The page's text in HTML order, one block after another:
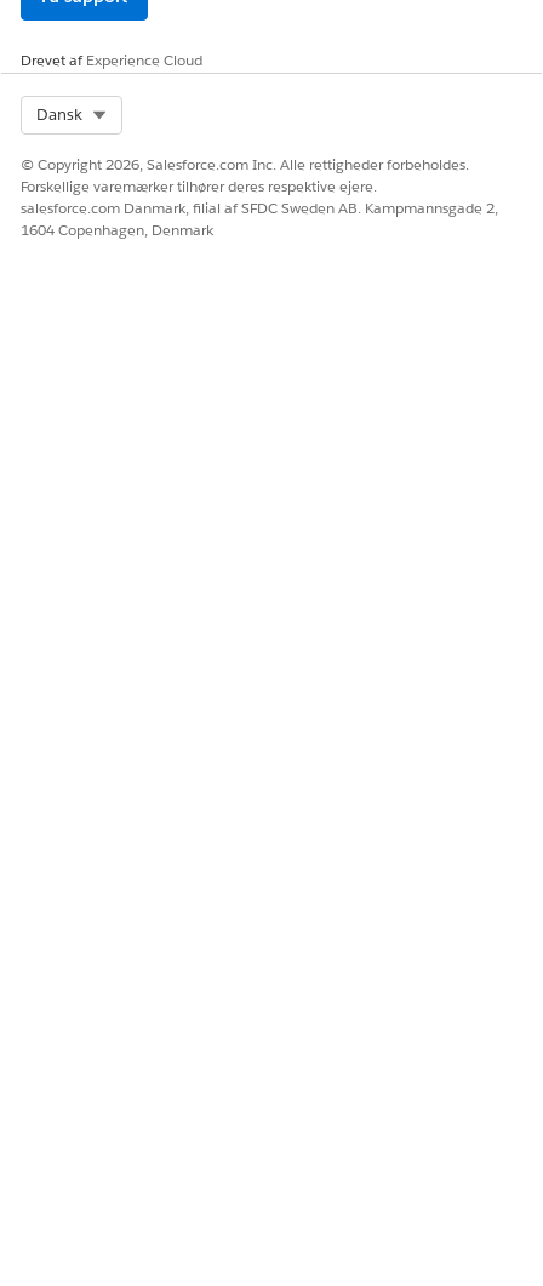
Giv os besked, så vi kan forbedre os!
Drevet afExperience Cloud
Dansk
© Copyright 2026, Salesforce.com Inc. Alle rettigheder forbeholdes.
Forskellige varemærker tilhører deres respektive ejere.
salesforce.com Danmark, filial af SFDC Sweden AB. Kampmannsgade 2,
1604 Copenhagen, Denmark